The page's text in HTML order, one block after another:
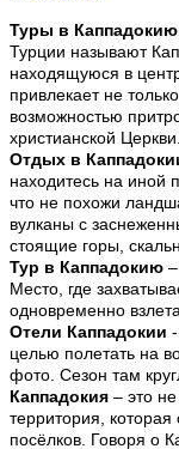
Туры в Каппадокию
Турции называют
находящуюся в
привлекает не
возможностью
христианской Церкви.
Отдых в
находитесь на иной
что не похожи
вулканы с
стоящие горы,
Тур в Каппадокию
Место, где
одновременно
Отели Каппадокии
целью полетать на
фото. Сезон там
Каппадокия – это
территория,
посёлков. Говоря о